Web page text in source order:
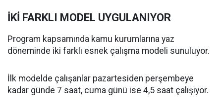
İKİ FARKLI MODEL UYGULANIYOR
Program kapsamında kamu kurumlarına yaz
döneminde iki farklı esnek çalışma modeli sunuluyor.
İlk modelde çalışanlar pazartesiden perşembeye
kadar günde 7 saat, cuma günü ise 4,5 saat çalışıyor.